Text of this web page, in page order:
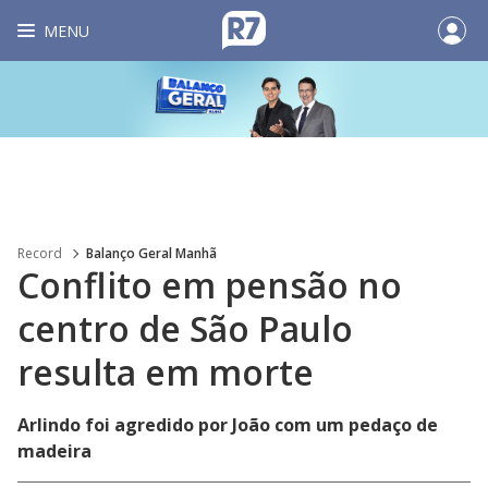
MENU
Record Balanço Geral Manhã
Conflito em pensão no
centro de São Paulo
resulta em morte
Arlindo foi agredido por João com um pedaço de
madeira